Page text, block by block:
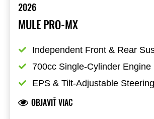
2026
MULE PRO-MX
Independent Front & Rear
700cc Single-Cylinder Engine
EPS & Tilt-Adjustable
OBJAVIŤ VIAC